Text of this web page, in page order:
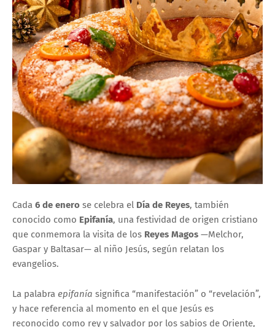
Cada 6 de enero se celebra el Día de Reyes, también
conocido como Epifanía, una festividad de origen cristiano
que conmemora la visita de los Reyes Magos —Melchor,
Gaspar y Baltasar— al niño Jesús, según relatan los
evangelios.
La palabra epifanía significa “manifestación” o “revelación”,
y hace referencia al momento en el que Jesús es
reconocido como rey y salvador por los sabios de Oriente,